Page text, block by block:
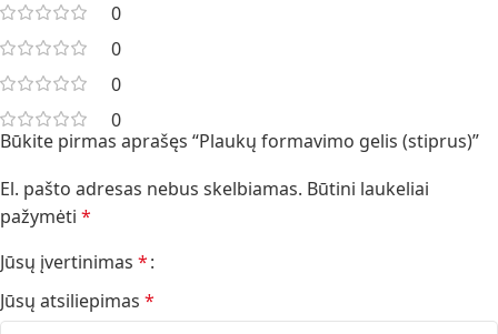
0
0
0
0
Būkite pirmas aprašęs “Plaukų formavimo gelis (stiprus)”
El. pašto adresas nebus skelbiamas. Būtini laukeliai
pažymėti *
Jūsų įvertinimas *
Jūsų atsiliepimas *